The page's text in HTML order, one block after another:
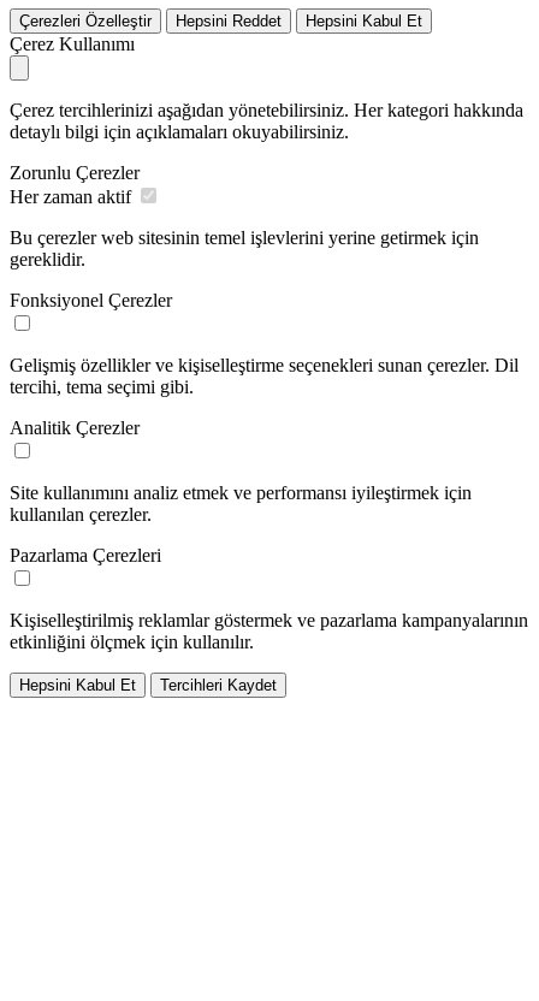
Çerezleri Özelleştir Hepsini Reddet Hepsini Kabul Et
Çerez Kullanımı
Çerez tercihlerinizi aşağıdan yönetebilirsiniz. Her kategori hakkında
detaylı bilgi için açıklamaları okuyabilirsiniz.
Zorunlu Çerezler
Her zaman aktif
Bu çerezler web sitesinin temel işlevlerini yerine getirmek için
gereklidir.
Fonksiyonel Çerezler
Gelişmiş özellikler ve kişiselleştirme seçenekleri sunan çerezler. Dil
tercihi, tema seçimi gibi.
Analitik Çerezler
Site kullanımını analiz etmek ve performansı iyileştirmek için
kullanılan çerezler.
Pazarlama Çerezleri
Kişiselleştirilmiş reklamlar göstermek ve pazarlama kampanyalarının
etkinliğini ölçmek için kullanılır.
Hepsini Kabul Et Tercihleri Kaydet